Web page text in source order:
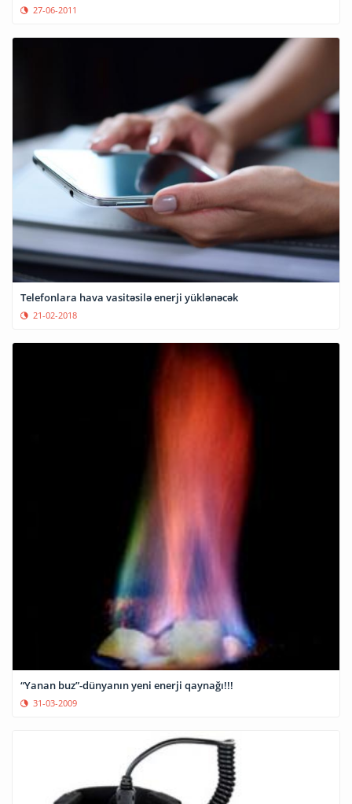
27-06-2011
Telefonlara hava vasitəsilə enerji yüklənəcək
21-02-2018
“Yanan buz”-dünyanın yeni enerji qaynağı!!!
31-03-2009